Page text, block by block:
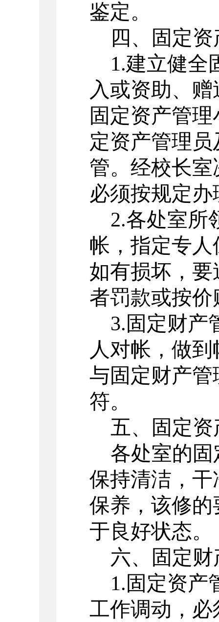
鉴定。
四、固定
1.建立健全
入或资助、
固定资产管
定资产管理
管。经校长
必须按规定
2.各处室所
帐，指定专
如有损坏，
者罚款或按价
3.固定财产
人对帐，做
与固定财产
符。
五、固定
各处室的
保持清洁，
保养，该修
于良好状态。
六、固定
1.固定资产
工作调动，